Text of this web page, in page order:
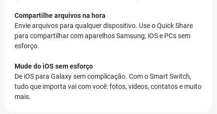
Compartilhe arquivos na hora
Envie arquivos para qualquer dispositivo. Use o Quick Share
para compartilhar com aparelhos Samsung, iOS e PCs sem
esforço.
Mude do iOS sem esforço
De iOS para Galaxy sem complicação. Com o Smart Switch,
tudo que importa vai com você: fotos, vídeos, contatos e muito
mais.